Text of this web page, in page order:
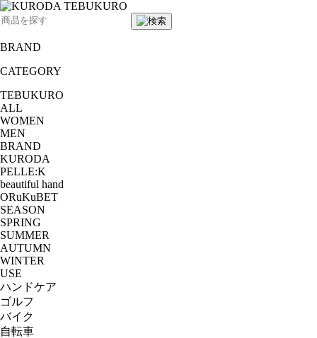
BRAND
CATEGORY
TEBUKURO
ALL
WOMEN
MEN
BRAND
KURODA
PELLE:K
beautiful hand
ORuKuBET
SEASON
SPRING
SUMMER
AUTUMN
WINTER
USE
ハンドケア
ゴルフ
バイク
自転車